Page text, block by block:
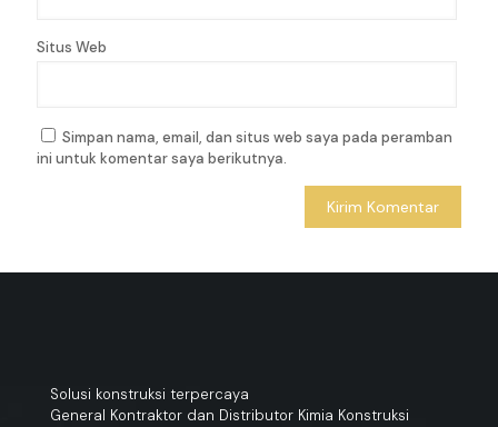
Situs Web
Simpan nama, email, dan situs web saya pada peramban
ini untuk komentar saya berikutnya.
Solusi konstruksi terpercaya
General Kontraktor dan Distributor Kimia Konstruksi